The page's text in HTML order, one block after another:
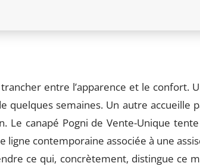
entre l’apparence et le confort.
quelques semaines. Un autre accueille
Le canapé Pogni de Vente-Unique
ligne contemporaine associée à une
ce qui, concrètement, distingue ce